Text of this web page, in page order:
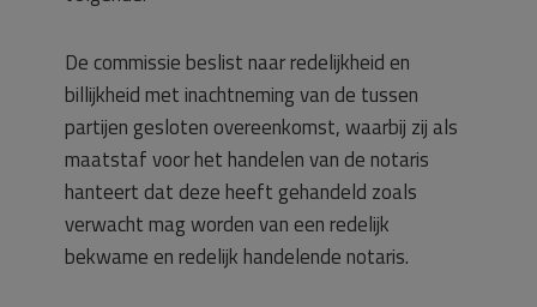
De commissie beslist naar redelijkheid en
billijkheid met inachtneming van de tussen
partijen gesloten overeenkomst, waarbij zij als
maatstaf voor het handelen van de notaris
hanteert dat deze heeft gehandeld zoals
verwacht mag worden van een redelijk
bekwame en redelijk handelende notaris.